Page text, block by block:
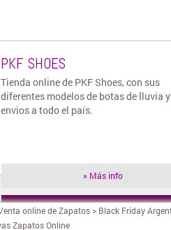
PKF SHOES
Tienda online de PKF Shoes, con sus
diferentes modelos de botas de lluvia y
envios a todo el país.
» Más info
» Visitar tienda